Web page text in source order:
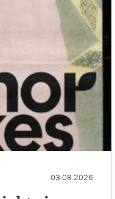
03.08.2026